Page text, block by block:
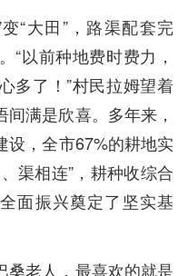
“大田”，路渠配套完
“以前种地费时费力，
多了！”村民拉姆望着
满是欣喜。多年来，
设，全市67%的耕地实
渠相连”，耕种收综合
面振兴奠定了坚实基
桑老人，最喜欢的就是